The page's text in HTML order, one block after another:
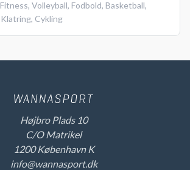
Fitness, Volleyball, Fodbold, Basketball,
Klatring, Cykling
Højbro Plads 10
C/O Matrikel
1200 København K
info@wannasport.dk